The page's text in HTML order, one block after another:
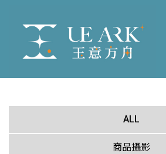
ALL
商品攝影